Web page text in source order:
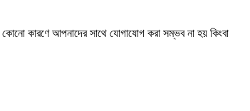
কারণে আপনাদের সাথে যোগাযোগ করা সম্ভব না হয় কিংবা